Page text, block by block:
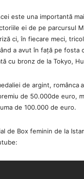
este una importantă
ei de pe parcursul
ci, în fiecare meci,
a avut în față pe fosta
cu bronz de la Tokyo,
de argint, românca
de 50.000de euro,
de 100.000 de euro.
de Box feminin de la